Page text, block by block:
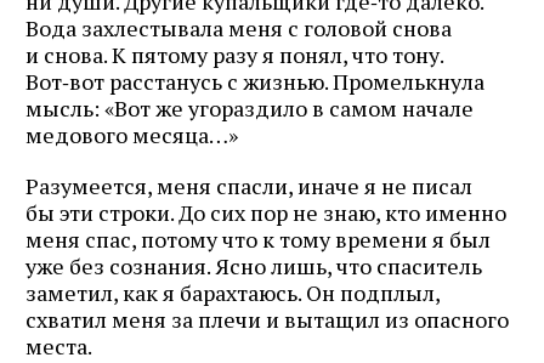
Вода захлестывала меня с головой снова
и снова. К пятому разу я понял, что тону.
Вот‑вот расстанусь с жизнью. Промелькнула
мысль: «Вот же угораздило в самом начале
медового месяца…»
Разумеется, меня спасли, иначе я не писал
бы эти строки. До сих пор не знаю, кто именно
меня спас, потому что к тому времени я был
уже без сознания. Ясно лишь, что спаситель
заметил, как я барахтаюсь. Он подплыл,
схватил меня за плечи и вытащил из опасного
места.